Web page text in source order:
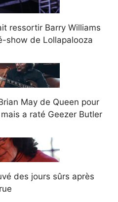
ressortir Barry Williams
show de Lollapalooza
May de Queen pour
a raté Geezer Butler
des jours sûrs après